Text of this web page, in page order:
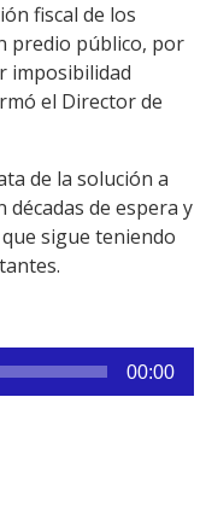
fiscal de los
predio público, por
imposibilidad
el Director de
de la solución a
décadas de espera y
sigue teniendo
00:00